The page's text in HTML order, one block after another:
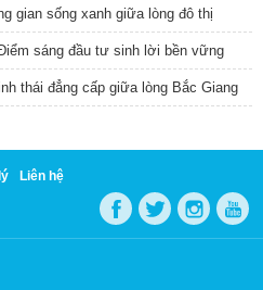
gian sống xanh giữa lòng đô thị
sáng đầu tư sinh lời bền vững
thái đẳng cấp giữa lòng Bắc Giang
Liên hệ